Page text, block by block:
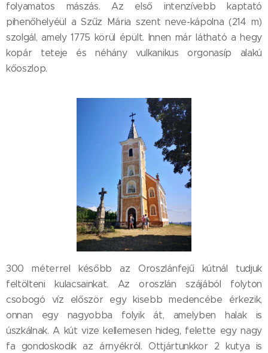
folyamatos mászás. Az első intenzívebb kaptató
pihenőhelyéül a Szűz Mária szent neve-kápolna (214 m)
szolgál, amely 1775 körül épült. Innen már látható a hegy
kopár teteje és néhány vulkanikus orgonasíp alakú
kőoszlop.
300 méterrel később az Oroszlánfejű kútnál tudjuk
feltölteni kulacsainkat. Az oroszlán szájából folyton
csobogó víz először egy kisebb medencébe érkezik,
onnan egy nagyobba folyik át, amelyben halak is
úszkálnak. A kút vize kellemesen hideg, felette egy nagy
fa gondoskodik az árnyékról. Ottjártunkkor 2 kutya is